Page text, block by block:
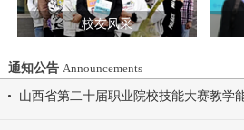
校协同发展的新
校友风采
通知公告 Announcements
山西省第二十届职业院校技能大赛教学能力比赛山西华